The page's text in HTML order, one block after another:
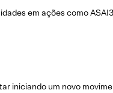
em ações como
iniciando um novo